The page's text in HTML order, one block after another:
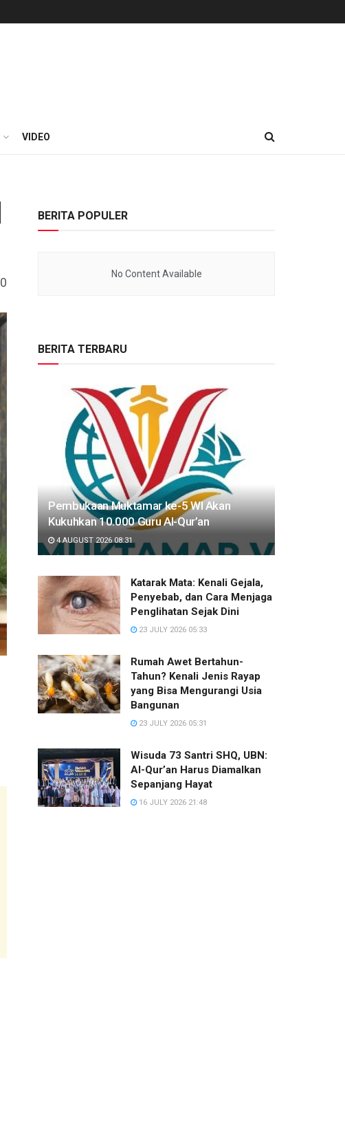
VIDEO
0
BERITA POPULER
No Content Available
BERITA TERBARU
Pembukaan Muktamar ke-5 WI Akan
Kukuhkan 10.000 Guru Al-Qur’an
4 AUGUST 2026 08:31
Katarak Mata: Kenali Gejala,
Penyebab, dan Cara Menjaga
Penglihatan Sejak Dini
23 JULY 2026 05:33
Rumah Awet Bertahun-
Tahun? Kenali Jenis Rayap
yang Bisa Mengurangi Usia
Bangunan
23 JULY 2026 05:31
Wisuda 73 Santri SHQ, UBN:
Al-Qur’an Harus Diamalkan
Sepanjang Hayat
16 JULY 2026 21:48